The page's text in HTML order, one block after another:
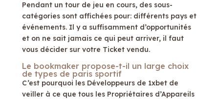
Pendant un tour de jeu en cours, des sous-
catégories sont affichées pour: différents pays et
événements. Il y a suffisamment d’opportunités
et on ne sait jamais ce qui peut arriver, il faut
vous décider sur votre Ticket vendu.
Le bookmaker propose-t-il un large choix
de types de paris sportif
C’est pourquoi les Développeurs de 1xbet de
veiller à ce que tous les Propriétaires d’Appareils